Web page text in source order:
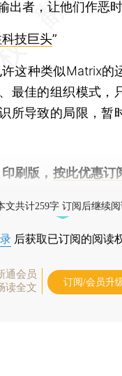
出者，让他们作恶时
技巨头”
种类似Matrix的
最佳的组织模式，
所导致的局限，暂
刷版， 按此优惠订
文共计259字 订阅后继续
后获取已订阅的阅读
通会员
读全文
订阅/会员升